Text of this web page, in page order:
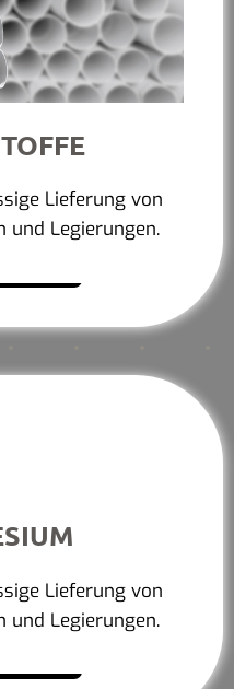
Lieferung von
und Legierungen.
Lieferung von
und Legierungen.